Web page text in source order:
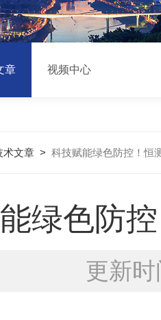
章 视频中心
术文章 > 科技赋能绿色防控！恒
绿色防
更新